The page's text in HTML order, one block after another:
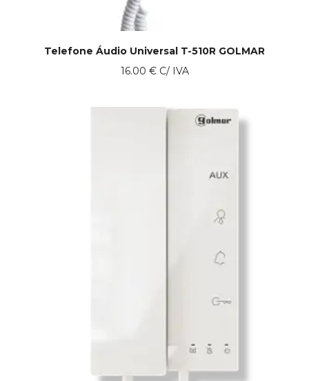
Telefone Áudio Universal T-510R GOLMAR
16.00 €C/ IVA